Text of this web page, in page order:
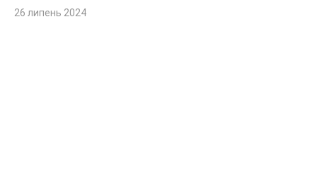
26 липень 2024